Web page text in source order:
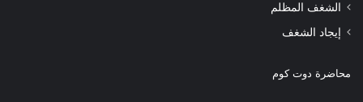
الشغف المظلم
إيجاد الشغف
محاضرة دوت كوم